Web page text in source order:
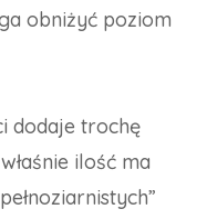
obniżyć poziom
dodaje trochę
ilość ma